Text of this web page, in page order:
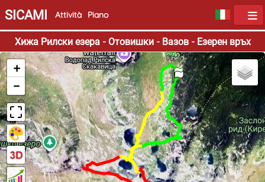
SICAMI Attività Piano
Хижа Рилски езера - Отовишки - Вазов - Езерен връх
Inizio
Fine
+
−